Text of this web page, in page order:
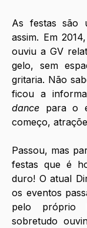
As festas são
assim. Em
ouviu a GV
gelo, sem
gritaria. Não
ficou a
dance para o
começo,
Passou, mas
festas que é
duro! O atual
os eventos
pelo próprio
sobretudo